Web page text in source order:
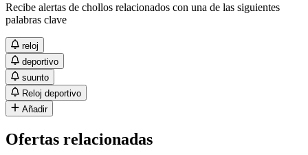
Recibe alertas de chollos relacionados con una de las siguientes
palabras clave
reloj
deportivo
suunto
Reloj deportivo
Añadir
Ofertas relacionadas